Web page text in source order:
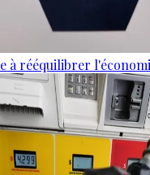
à rééquilibrer